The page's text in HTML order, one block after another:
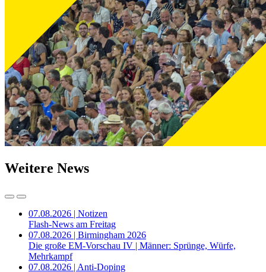
Weitere News
07.08.2026 | Notizen
Flash-News am Freitag
07.08.2026 | Birmingham 2026
Die große EM-Vorschau IV | Männer: Sprünge, Würfe,
Mehrkampf
07.08.2026 | Anti-Doping